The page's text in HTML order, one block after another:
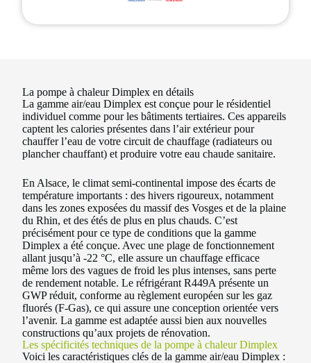
La pompe à chaleur Dimplex en détails
La gamme air/eau Dimplex est conçue pour le résidentiel
individuel comme pour les bâtiments tertiaires. Ces appareils
captent les calories présentes dans l’air extérieur pour
chauffer l’eau de votre circuit de chauffage (radiateurs ou
plancher chauffant) et produire votre eau chaude sanitaire.
En Alsace, le climat semi-continental impose des écarts de
température importants : des hivers rigoureux, notamment
dans les zones exposées du massif des Vosges et de la plaine
du Rhin, et des étés de plus en plus chauds. C’est
précisément pour ce type de conditions que la gamme
Dimplex a été conçue. Avec une plage de fonctionnement
allant jusqu’à -22 °C, elle assure un chauffage efficace
même lors des vagues de froid les plus intenses, sans perte
de rendement notable. Le réfrigérant R449A présente un
GWP réduit, conforme au règlement européen sur les gaz
fluorés (F-Gas), ce qui assure une conception orientée vers
l’avenir. La gamme est adaptée aussi bien aux nouvelles
constructions qu’aux projets de rénovation.
Les spécificités techniques de la pompe à chaleur Dimplex
Voici les caractéristiques clés de la gamme air/eau Dimplex :